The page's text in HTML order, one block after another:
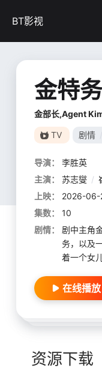
BT影视
金特
金部长,Agent
TV 剧情
导演：
李胜英
主演：
苏志燮 /
上映：
2026-06-
集数：
10
剧情：
剧中主角
务，以及
着一个女
在线播放
资源下载